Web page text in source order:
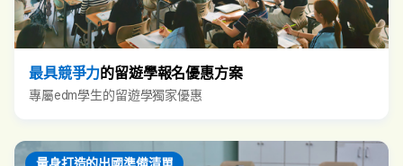
最具競爭力的留遊學報名優惠方案
專屬edm學生的留遊學獨家優惠